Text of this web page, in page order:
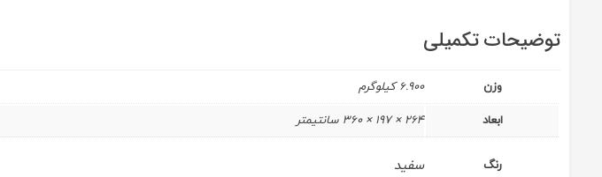
توضیحات تکمیلی
وزن 6.900 کیلوگرم
ابعاد 264 × 197 × 360 سانتیمتر
رنگ سفید